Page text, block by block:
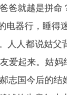
爸就越是拼
电器行，睡
人人都说姑
爱起来。姑
志国今后的结